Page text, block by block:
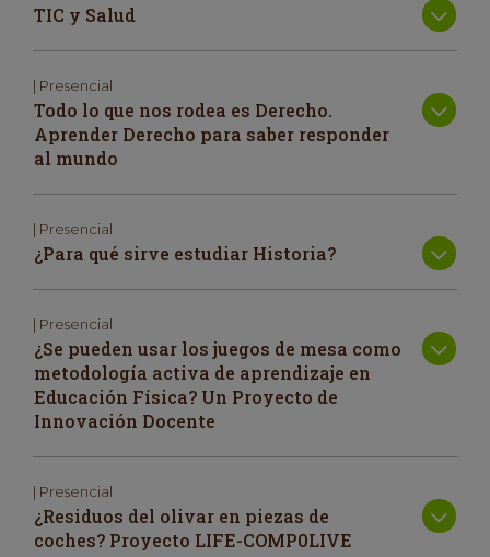
TIC y Salud
| Presencial
Todo lo que nos rodea es Derecho.
Aprender Derecho para saber responder
al mundo
| Presencial
¿Para qué sirve estudiar Historia?
| Presencial
¿Se pueden usar los juegos de mesa como
metodología activa de aprendizaje en
Educación Física? Un Proyecto de
Innovación Docente
| Presencial
¿Residuos del olivar en piezas de
coches? Proyecto LIFE-COMP0LIVE